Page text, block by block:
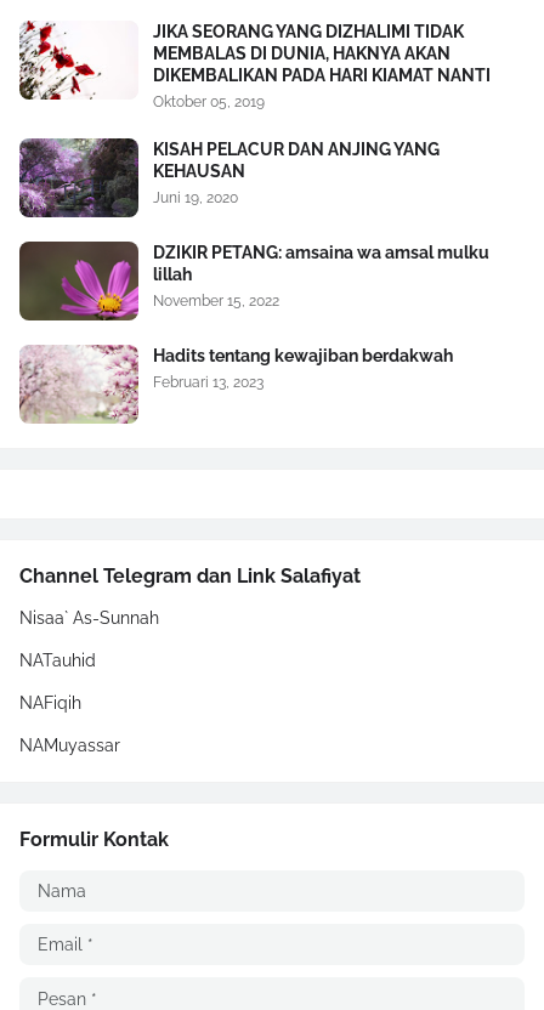
JIKA SEORANG YANG DIZHALIMI TIDAK
MEMBALAS DI DUNIA, HAKNYA AKAN
DIKEMBALIKAN PADA HARI KIAMAT NANTI
Oktober 05, 2019
KISAH PELACUR DAN ANJING YANG
KEHAUSAN
Juni 19, 2020
DZIKIR PETANG: amsaina wa amsal mulku
lillah
November 15, 2022
Hadits tentang kewajiban berdakwah
Februari 13, 2023
Channel Telegram dan Link Salafiyat
Nisaa` As-Sunnah
NATauhid
NAFiqih
NAMuyassar
Formulir Kontak